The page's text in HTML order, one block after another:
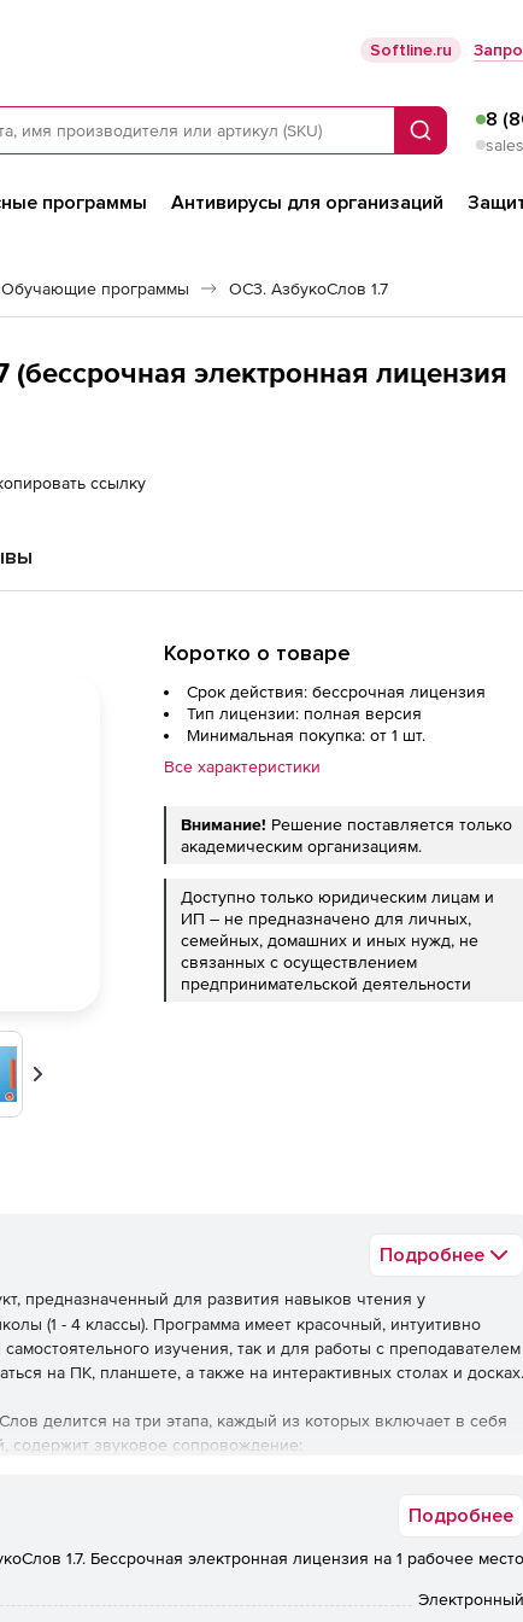
Softline.ru
Поиск
8
программы Антивирусы для организаций
Обучающие программы ОС3. АзбукоСлов 1.7
(бессрочная электронная лицензия
ссылку
Вперед
Коротко о товаре
Срок действия: бессрочная лицензия
Тип лицензии: полная версия
Минимальная покупка: от 1 шт.
Все характеристики
Внимание! Решение поставляется только
академическим организациям.
Доступно только юридическим лицам и
ИП – не предназначено для личных,
семейных, домашних и иных нужд, не
связанных с осуществлением
предпринимательской деятельности
Подробнее
предназначенный для развития навыков чтения у
(1 - 4 классы). Программа имеет красочный, интуитивно
изучения, так и для работы с преподавателем
на ПК, планшете, а также на интерактивных столах и досках.
делится на три этапа, каждый из которых включает в себя
содержит звуковое сопровождение:
картинки на экране в сопровождении названия
букву начинается это слово.
Подробнее
1.7. Бессрочная электронная лицензия на 1 рабочее место
Электронный